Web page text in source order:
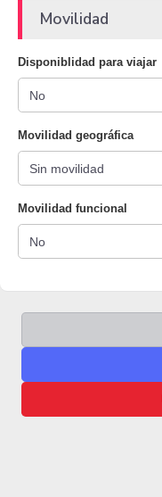
Movilidad
Disponiblidad para viajar
Movilidad geográfica
Movilidad funcional